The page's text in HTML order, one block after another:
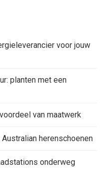
voor jouw
planten met een
van maatwerk
herenschoenen
onderweg